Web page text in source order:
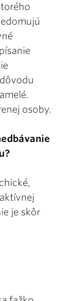
osoby.
je skôr